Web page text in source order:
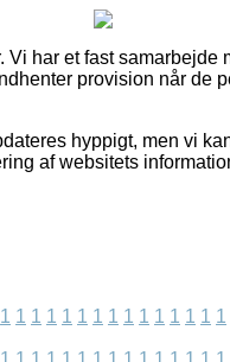
har et fast samarbejde
provision når de
hyppigt, men vi
af websitets
1 1 1 1 1 1 1 1 1 1 1 1 1 1 1